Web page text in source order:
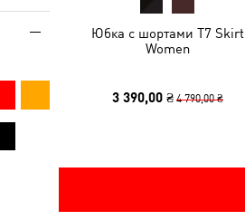
Юбка с шортами T7 Skirt
Women
3 390,00 ₴ 4 790,00 ₴